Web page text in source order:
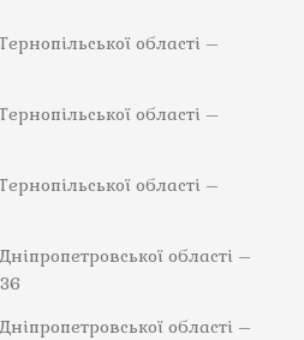
області –
області –
області –
області –
області –